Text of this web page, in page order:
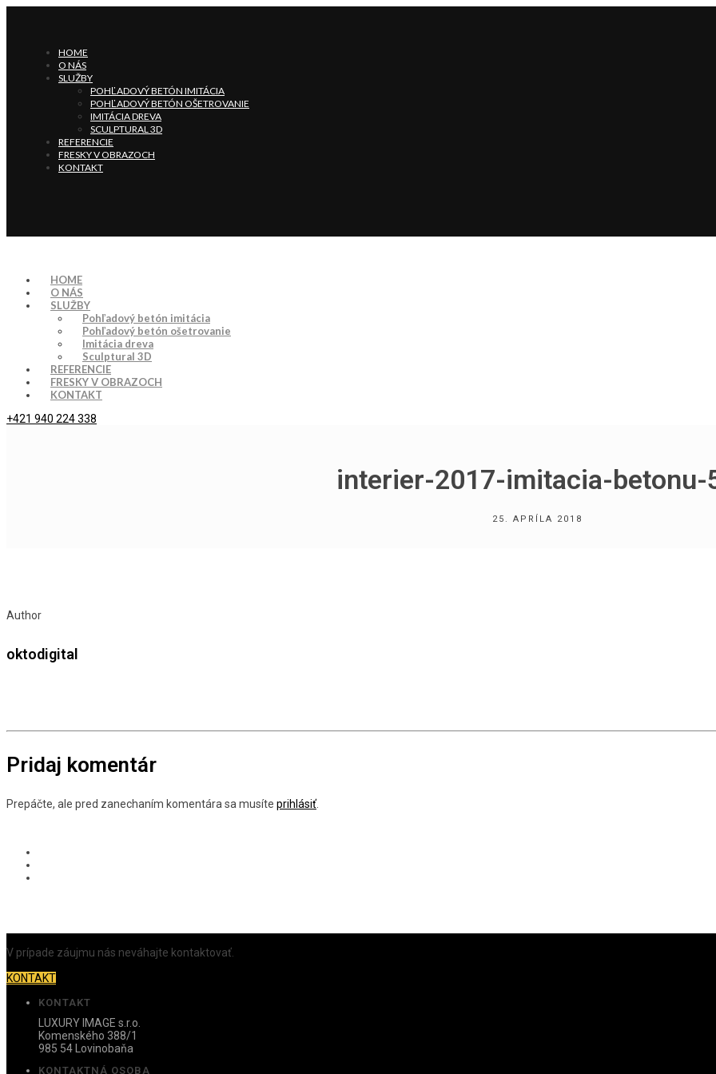
HOME
O NÁS
SLUŽBY
POHĽADOVÝ BETÓN IMITÁCIA
POHĽADOVÝ BETÓN OŠETROVANIE
IMITÁCIA DREVA
SCULPTURAL 3D
REFERENCIE
FRESKY V OBRAZOCH
KONTAKT
HOME
O NÁS
SLUŽBY
Pohľadový betón imitácia
Pohľadový betón ošetrovanie
Imitácia dreva
Sculptural 3D
REFERENCIE
FRESKY V OBRAZOCH
KONTAKT
+421 940 224 338
interier-2017-imitacia-betonu-
25. APRÍLA 2018
Author
oktodigital
Pridaj komentár
Prepáčte, ale pred zanechaním komentára sa musíte prihlásiť
V prípade záujmu nás neváhajte kontaktovať.
KONTAKT
KONTAKT
LUXURY IMAGE s.r.o.
Komenského 388/1
985 54 Lovinobaňa
KONTAKTNÁ OSOBA